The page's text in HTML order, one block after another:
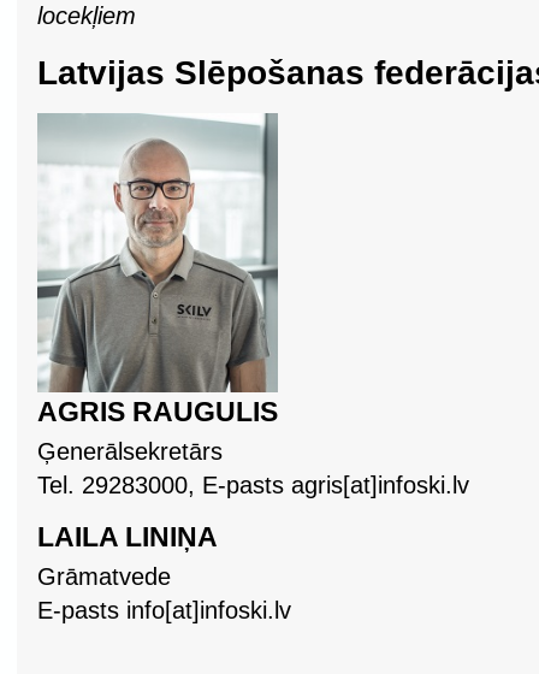
locekļiem
Latvijas Slēpošanas
AGRIS RAUGULIS
Ģenerālsekretārs
Tel. 29283000, E-pasts agris[at]infoski.lv
LAILA LINIŅA
Grāmatvede
E-pasts info[at]infoski.lv